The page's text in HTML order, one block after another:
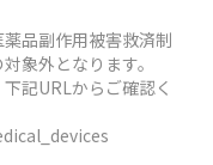
品副作用被害救済制
象外となります。
記URLからご確認く